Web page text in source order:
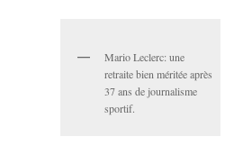
Mario Leclerc: une
retraite bien méritée après
37 ans de journalisme
sportif.